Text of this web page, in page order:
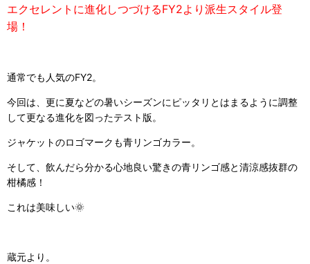
エクセレントに進化しつづけるFY2より派生スタイル登
場！
通常でも人気のFY2。
今回は、更に夏などの暑いシーズンにピッタリとはまるように調整
して更なる進化を図ったテスト版。
ジャケットのロゴマークも青リンゴカラー。
そして、飲んだら分かる心地良い驚きの青リンゴ感と清涼感抜群の
柑橘感！
これは美味しい🌞
蔵元より。